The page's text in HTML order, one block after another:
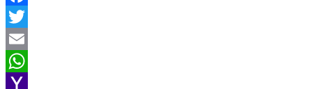
Facebook
Twitter
Email
WhatsApp